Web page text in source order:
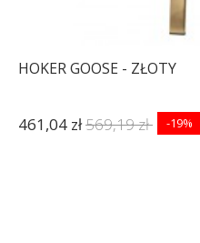
HOKER GOOSE - ZŁOTY
461,04 zł569,19 zł -19%